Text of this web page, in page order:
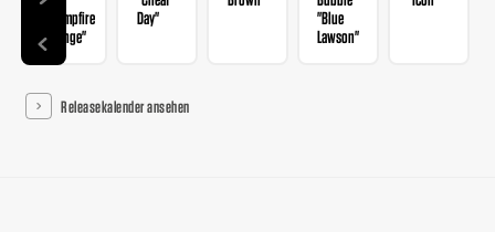
"Campfire
Orange"
Day"
"Blue
Lawson"
Releasekalender ansehen